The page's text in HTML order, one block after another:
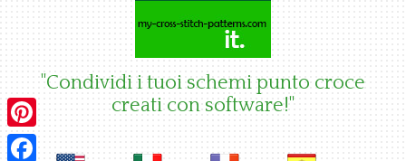
"Condividi i tuoi schemi punto croce
creati con software!"
Pinterest